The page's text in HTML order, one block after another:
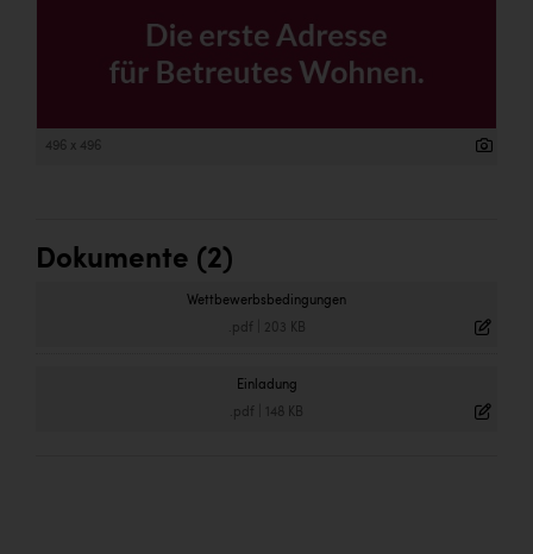
496 x 496
Dokumente (2)
Wettbewerbsbedingungen
.pdf 203 KB
Einladung
.pdf 148 KB